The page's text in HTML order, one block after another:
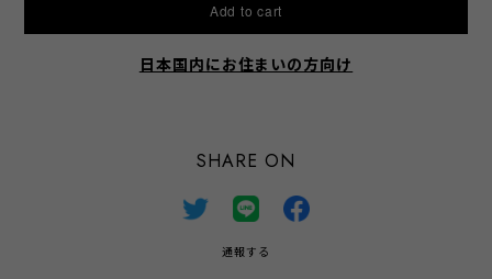
Add to cart
日本国内にお住まいの方向け
SHARE ON
通報する